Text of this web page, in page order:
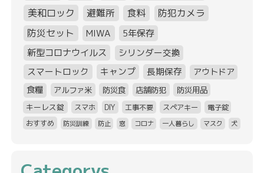
美和ロック
避難所 食料
防犯カメラ
防災セット
MIWA
5年保存
新型コロナウイルス
シリンダー交換
スマートロック
キャンプ 長期保存
アウトドア
食糧
アルファ米 防災食 店舗防犯 防災用品
キーレス錠 スマホ DIY 工事不要 スペアキー
電子錠
おすすめ
防災訓練 防止 窓 コロナ 一人暮らし マスク 犬